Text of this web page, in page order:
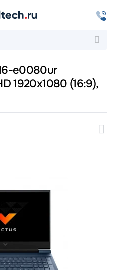
e0080ur
1920x1080 (16:9),